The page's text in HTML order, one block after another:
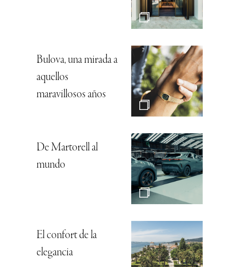
Bulova, una mirada a
aquellos
maravillosos años
De Martorell al
mundo
El confort de la
elegancia